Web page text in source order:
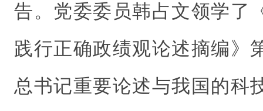
告。党委委员韩占文领学了
践行正确政绩观论述摘编》
总书记重要论述与我国的科